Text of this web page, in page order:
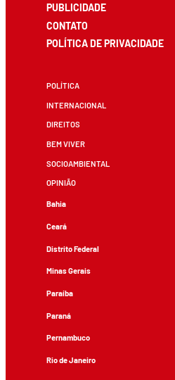
PUBLICIDADE
CONTATO
POLÍTICA DE PRIVACIDADE
POLÍTICA
INTERNACIONAL
DIREITOS
BEM VIVER
SOCIOAMBIENTAL
OPINIÃO
Bahia
Ceará
Distrito Federal
Minas Gerais
Paraíba
Paraná
Pernambuco
Rio de Janeiro